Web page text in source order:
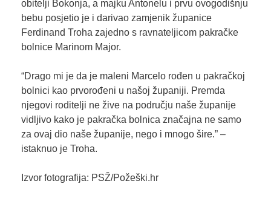
obitelji Bokonja, a majku Antonelu i prvu ovogodišnju
bebu posjetio je i darivao zamjenik županice
Ferdinand Troha zajedno s ravnateljicom pakračke
bolnice Marinom Major.
“Drago mi je da je maleni Marcelo rođen u pakračkoj
bolnici kao prvorođeni u našoj županiji. Premda
njegovi roditelji ne žive na području naše županije
vidljivo kako je pakračka bolnica značajna ne samo
za ovaj dio naše županije, nego i mnogo šire.” –
istaknuo je Troha.
Izvor fotografija: PSŽ/Požeški.hr